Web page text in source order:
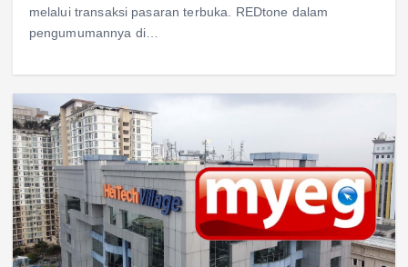
melalui transaksi pasaran terbuka. REDtone dalam
pengumumannya di…